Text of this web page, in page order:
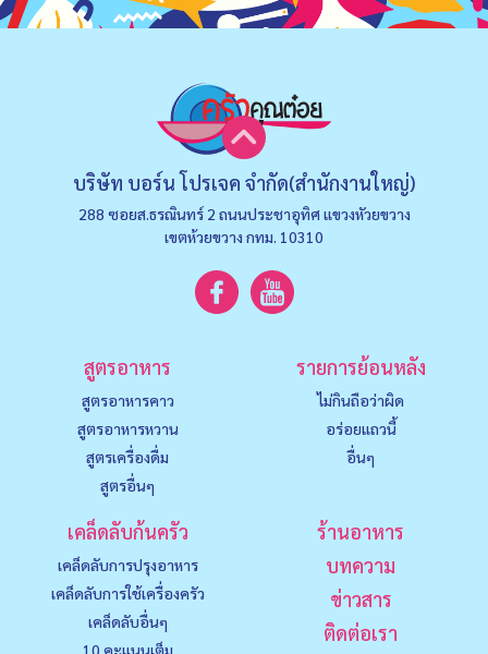
บริษัท บอร์น โปรเจค จำกัด(สำนักงานใหญ่)
288 ซอยส.ธรณินทร์ 2 ถนนประชาอุทิศ แขวงหัวยขวาง
เขตห้วยขวาง กทม. 10310
สูตรอาหาร
สูตรอาหารคาว
สูตรอาหารหวาน
สูตรเครื่องดื่ม
สูตรอื่นๆ
รายการย้อนหลัง
ไม่กินถือว่าผิด
อร่อยแถวนี้
อื่นๆ
เคล็ดลับก้นครัว
เคล็ดลับการปรุงอาหาร
เคล็ดลับการใช้เครื่องครัว
เคล็ดลับอื่นๆ
10 คะแนนเต็ม
ร้านอาหาร
บทความ
ข่าวสาร
ติดต่อเรา